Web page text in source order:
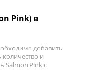
Pink) в
добавить
и
Salmon Pink с